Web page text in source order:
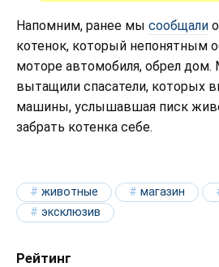
Напомним, ранее мы сообщали
котенок, который непонятным
моторе автомобиля, обрел
вытащили спасатели, которых
машины, услышавшая писк
забрать котенка себе.
животные магазин
эксклюзив
Рейтинг